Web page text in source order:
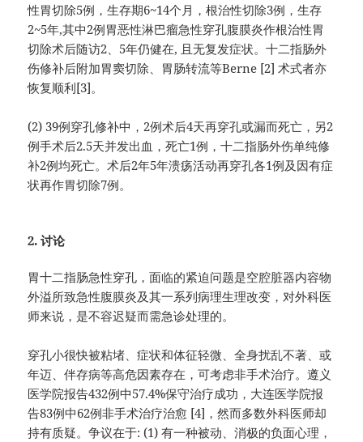
性胃切除5例，生存期6~14个月，根治性切除3例，生存
2~5年,其中2例胃恶性淋巴瘤急性穿孔腹膜炎作根治性胃
切除术后随访2、5年仍健在, 且无复发症状。十二指肠外
伤修补后附加胃窦切除、胃肠转流等Berne [2] 术式者亦
恢复顺利[3]。
(2) 39例穿孔修补中，2例术后4天再穿孔或漏而死亡，另2
例手术后2.5天并发出血，死亡1例，十二指肠外伤单纯修
补2例均死亡。术后2年5年溃疡活动再穿孔各1例及因有症
状再作胃切除7例。
2. 讨论
胃十二指肠急性穿孔，面临的紧迫问题是空腔脏器内容物
外溢所致急性腹膜炎及其一系列病理生理改变，对外科医
师来说，是不容迟疑而需急诊处理的。
穿孔小很快被粘堵、症状和体征轻微、全身扰乱不著、或
年迈、伴存病等高危因素存在，可考虑非手术治疗。遵义
医学院报告432例中57.4%保守治疗成功，大连医学院报
告83例中62例非手术治疗治愈 [4]，然而多数外科医师却
持有质疑。争议在于: (1) 有一种被动、消极的负面心理，